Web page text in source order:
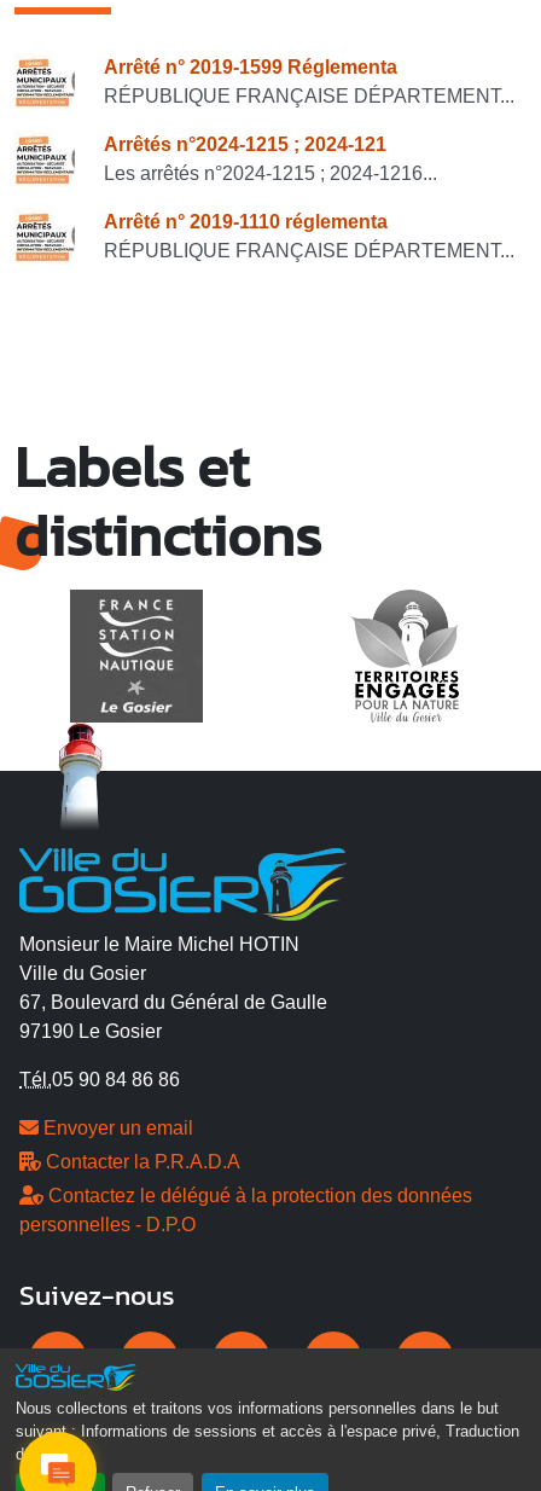
Nous collectons et traitons vos informations personnelles dans le but
suivant :
Informations de sessions et accès à l'espace privé, Traduction
des pages .
Consulter également
Arrêté n° 2019-1599 Réglementa
RÉPUBLIQUE FRANÇAISE DÉPARTEMENT...
Arrêtés n°2024-1215 ; 2024-121
Les arrêtés n°2024-1215 ; 2024-1216...
Arrêté n° 2019-1110 réglementa
RÉPUBLIQUE FRANÇAISE DÉPARTEMENT...
Labels et
distinctions
Monsieur le Maire Michel HOTIN
Ville du Gosier
67, Boulevard du Général de Gaulle
97190 Le Gosier
Tél.05 90 84 86 86
Envoyer un email
Contacter la P.R.A.D.A
Contactez le délégué à la protection des données
personnelles - D.P.O
Suivez-nous